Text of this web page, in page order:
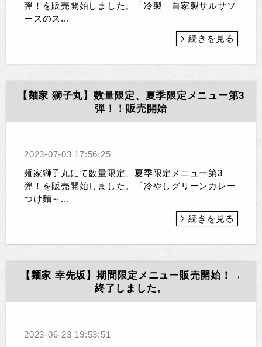
弾！を販売開始しました。「冷製 自家製サルサソ
ースのス...
続きを見る
【麺家 獅子丸】数量限定、夏季限定メニュー第3
弾！！販売開始
2023-07-03 17:56:25
麺家獅子丸にて数量限定、夏季限定メニュー第3
弾！を販売開始しました。「冷やしグリーンカレー
つけ麵～...
続きを見る
【麺家 幸先坂】期間限定メニュー販売開始！→
終了しました。
2023-06-23 19:53:51